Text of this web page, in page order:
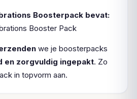
Boosterpack bevat:
Booster Pack
we je boosterpacks
en zorgvuldig ingepakt. Zo
in topvorm aan.